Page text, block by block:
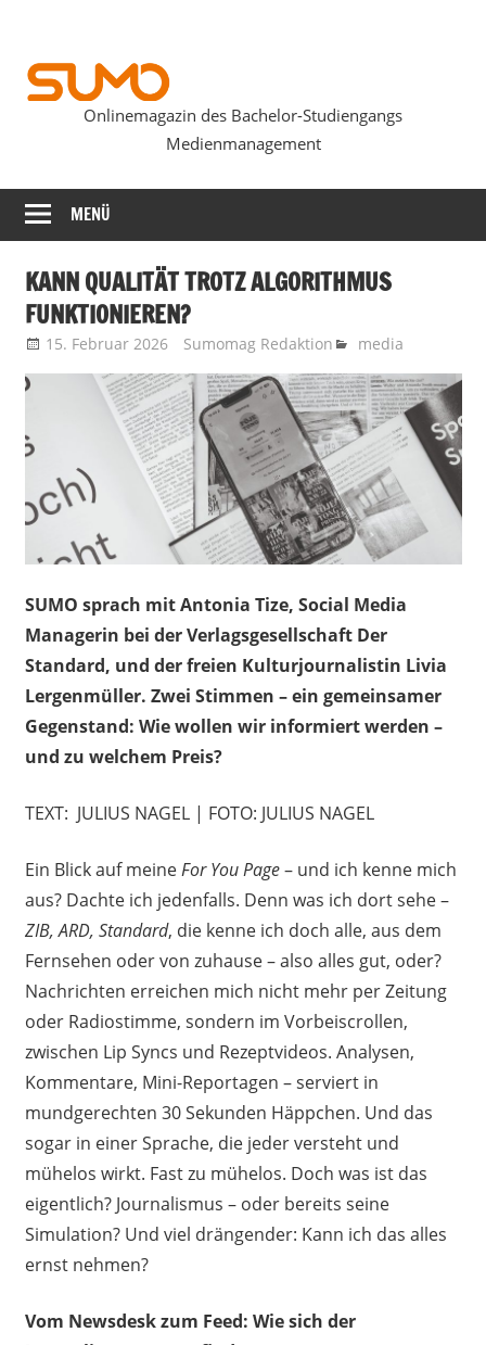
springen
SUMOmag
Onlinemagazin des Bachelor-Studiengangs
Medienmanagement
MENÜ
KANN QUALITÄT TROTZ ALGORITHMUS
FUNKTIONIEREN?
15. Februar 2026 Sumomag Redaktion media
SUMO sprach mit Antonia Tize, Social Media
Managerin bei der Verlagsgesellschaft Der
Standard, und der freien Kulturjournalistin Livia
Lergenmüller. Zwei Stimmen – ein gemeinsamer
Gegenstand: Wie wollen wir informiert werden –
und zu welchem Preis?
TEXT: JULIUS NAGEL | FOTO: JULIUS NAGEL
Ein Blick auf meineFor You Page– und ich kenne mich
aus? Dachte ich jedenfalls. Denn was ich dort sehe –
ZIB, ARD, Standard, die kenne ich doch alle, aus dem
Fernsehen oder von zuhause – also alles gut, oder?
Nachrichten erreichen mich nicht mehr per Zeitung
oder Radiostimme, sondern im Vorbeiscrollen,
zwischen Lip Syncs und Rezeptvideos. Analysen,
Kommentare, Mini-Reportagen – serviert in
mundgerechten 30 Sekunden Häppchen. Und das
sogar in einer Sprache, die jeder versteht und
mühelos wirkt. Fast zu mühelos. Doch was ist das
eigentlich? Journalismus – oder bereits seine
Simulation? Und viel drängender: Kann ich das alles
ernst nehmen?
Vom Newsdesk zum Feed: Wie sich der